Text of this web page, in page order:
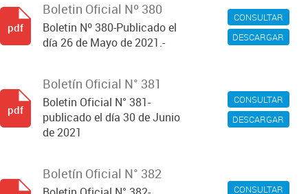
CONSULTAR
DESCARGAR
Boletin Oficial Nº 380
Boletin Nº 380-Publicado el
día 26 de Mayo de 2021.-
pdf
CONSULTAR
DESCARGAR
Boletín Oficial N° 381
Boletin Oficial N° 381-
publicado el día 30 de Junio
de 2021
pdf
CONSULTAR
Boletín Oficial N° 382